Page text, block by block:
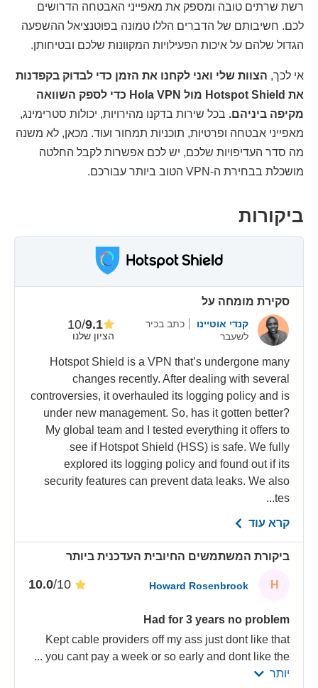
רשת שרתים טובה ומספק את מאפייני האבטחה הדרושים
לכם. חשיבותם של הדברים הללו טמונה בפוטנציאל ההשפעה
הגדול שלהם על איכות הפעילויות המקוונות שלכם ובטיחותן.
אי לכך, הצוות שלי ואני לקחנו את הזמן כדי לבדוק בקפדנות
את Hotspot Shield מול Hola VPN כדי לספק השוואה
מקיפה ביניהם. בכל שירות בדקנו מהירויות, יכולות סטרימינג,
מאפייני אבטחה ופרטיות, תוכניות תמחור ועוד. מכאן, לא משנה
מה סדר העדיפויות שלכם, יש לכם אפשרות לקבל החלטה
מושכלת בבחירת ה-VPN הטוב ביותר עבורכם.
ביקורות
סקירת מומחה על
קנדי אוטיינו
כתב בכיר
לשעבר
הציון שלנו
9.1
/10
Hotspot Shield is a VPN that’s undergone many
changes recently. After dealing with several
controversies, it overhauled its logging policy and is
under new management. So, has it gotten better?
My global team and I tested everything it offers to
see if Hotspot Shield (HSS) is safe. We fully
explored its logging policy and found out if its
security features can prevent data leaks. We also
tes...
קרא עוד
ביקורת המשתמשים החיובית העדכנית ביותר
H
Howard Rosenbrook
/10
Had for 3 years no problem
Kept cable providers off my ass just dont like that
you cant pay a week or so early and dont like the
...
יותר